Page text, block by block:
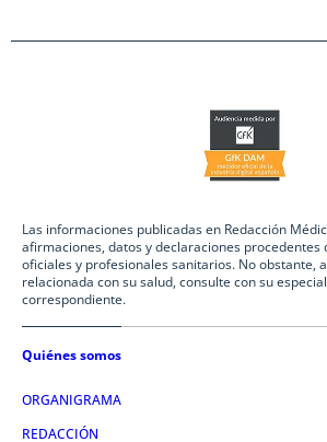
Las informaciones publicadas en Redacción
afirmaciones, datos y declaraciones procedentes
oficiales y profesionales sanitarios. No obstante,
relacionada con su salud, consulte con su
correspondiente.
Quiénes somos
ORGANIGRAMA
REDACCIÓN